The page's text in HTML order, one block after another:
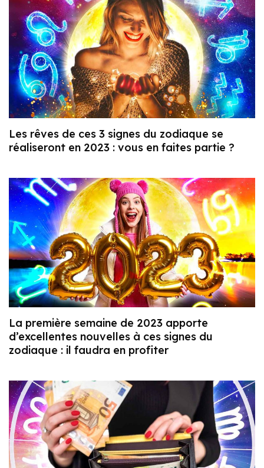
Les rêves de ces 3 signes du zodiaque se
réaliseront en 2023 : vous en faites partie ?
La première semaine de 2023 apporte
d’excellentes nouvelles à ces signes du
zodiaque : il faudra en profiter